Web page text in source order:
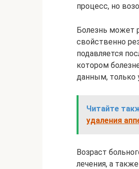
процесс, но
Болезнь может
свойственно
подавляется
котором
данным, только
Читайте
удаления
Возраст
лечения, а